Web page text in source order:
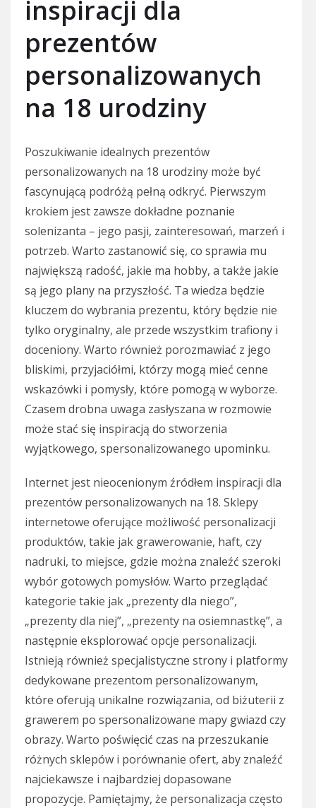
inspiracji dla
prezentów
personalizowanych
na 18 urodziny
Poszukiwanie idealnych prezentów
personalizowanych na 18 urodziny może być
fascynującą podróżą pełną odkryć. Pierwszym
krokiem jest zawsze dokładne poznanie
solenizanta – jego pasji, zainteresowań, marzeń i
potrzeb. Warto zastanowić się, co sprawia mu
największą radość, jakie ma hobby, a także jakie
są jego plany na przyszłość. Ta wiedza będzie
kluczem do wybrania prezentu, który będzie nie
tylko oryginalny, ale przede wszystkim trafiony i
doceniony. Warto również porozmawiać z jego
bliskimi, przyjaciółmi, którzy mogą mieć cenne
wskazówki i pomysły, które pomogą w wyborze.
Czasem drobna uwaga zasłyszana w rozmowie
może stać się inspiracją do stworzenia
wyjątkowego, spersonalizowanego upominku.
Internet jest nieocenionym źródłem inspiracji dla
prezentów personalizowanych na 18. Sklepy
internetowe oferujące możliwość personalizacji
produktów, takie jak grawerowanie, haft, czy
nadruki, to miejsce, gdzie można znaleźć szeroki
wybór gotowych pomysłów. Warto przeglądać
kategorie takie jak „prezenty dla niego”,
„prezenty dla niej”, „prezenty na osiemnastkę”, a
następnie eksplorować opcje personalizacji.
Istnieją również specjalistyczne strony i platformy
dedykowane prezentom personalizowanym,
które oferują unikalne rozwiązania, od biżuterii z
grawerem po spersonalizowane mapy gwiazd czy
obrazy. Warto poświęcić czas na przeszukanie
różnych sklepów i porównanie ofert, aby znaleźć
najciekawsze i najbardziej dopasowane
propozycje. Pamiętajmy, że personalizacja często